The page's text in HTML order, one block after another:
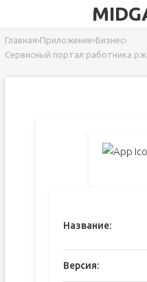
Главная›Приложение›Бизнес›
Сервисный портал работника
Название:
Версия: